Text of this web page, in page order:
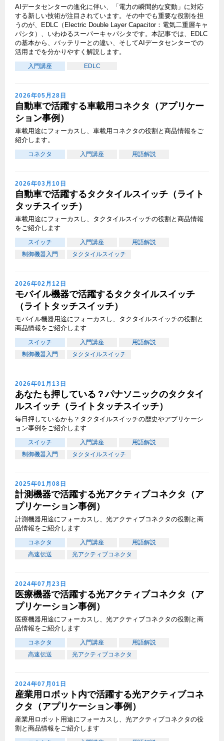
AIデータセンターの進化に伴い、「電力の瞬間的な変動」に対応
する新しい技術が注目されています。その中でも重要な役割を担
うのが、EDLC（Electric Double Layer Capacitor：電気二重層キャ
パシタ）、いわゆるスーパーキャパシタです。本記事では、EDLC
の基本から、バッテリーとの違い、そしてAIデータセンターでの
活用までを分かりやすく解説します。
入門講座 EDLC
2026年05月28日
自動車で活躍する車載用コネクタ（アプリケー
ション事例）
車載用途にフォーカスし、車載用コネクタの役割と商品情報をご
紹介します。
コネクタ 入門講座 用語解説
2026年03月10日
自動車で活躍するタクタイルスイッチ（ライト
タッチスイッチ）
車載用途にフォーカスし、タクタイルスイッチの役割と商品情報
をご紹介します
スイッチ 入門講座
用語解説
制御機器入門
タクタイルスイッチ
2026年02月12日
モバイル機器で活躍するタクタイルスイッチ
（ライトタッチスイッチ）
モバイル機器用途にフォーカスし、タクタイルスイッチの役割と
商品情報をご紹介します
スイッチ 入門講座
用語解説
制御機器入門
タクタイルスイッチ
2026年01月13日
あなたも押している？パナソニックのタクタイ
ルスイッチ（ライトタッチスイッチ）
毎日押しているかも？タクタイルスイッチの歴史やアプリケーシ
ョン事例をご紹介します
スイッチ 入門講座
用語解説
制御機器入門
タクタイルスイッチ
2025年01月08日
計測機器で活躍する光アクティブコネクタ（ア
プリケーション事例）
計測機器用途にフォーカスし、光アクティブコネクタの役割と商
品情報をご紹介します
コネクタ 入門講座
用語解説
高速伝送
光アクティブコネクタ
2024年07月23日
医療機器で活躍する光アクティブコネクタ（ア
プリケーション事例）
医療機器用途にフォーカスし、光アクティブコネクタの役割と商
品情報をご紹介します
コネクタ 入門講座
用語解説
高速伝送
光アクティブコネクタ
2024年07月01日
産業用ロボット内で活躍する光アクティブコネ
クタ（アプリケーション事例）
産業用ロボット用途にフォーカスし、光アクティブコネクタの役
割と商品情報をご紹介します